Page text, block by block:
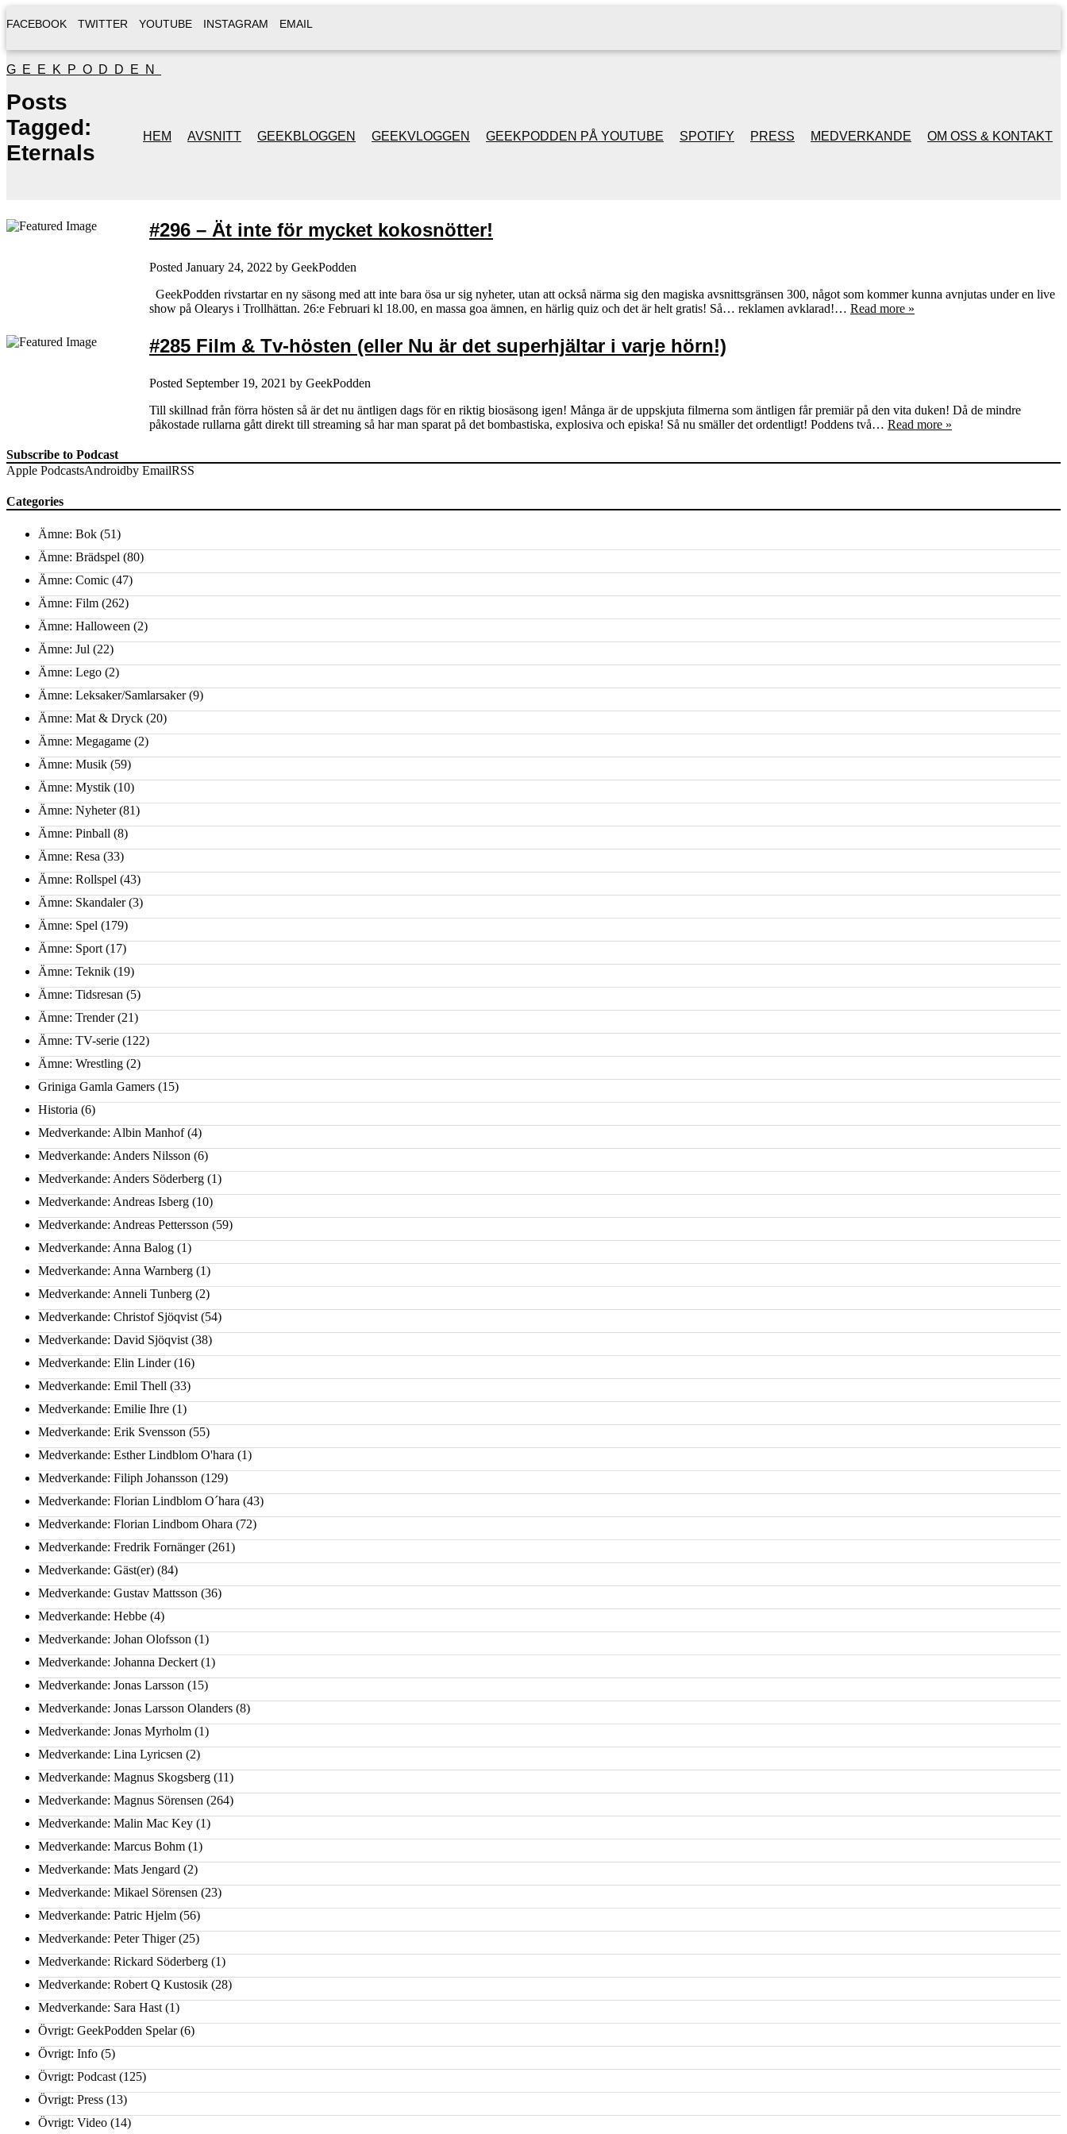
FACEBOOK TWITTER YOUTUBE INSTAGRAM EMAIL
GEEKPODDEN
HEM AVSNITT GEEKBLOGGEN GEEKVLOGGEN GEEKPODDEN PÅ YOUTUBE
GEEKPODDENS
JULSPECIALER 2013
SPOTIFY PRESS MEDVERKANDE OM OSS & KONTAKT
Posts
Tagged:
Eternals
#296 – Ät inte för mycket kokosnötter!
Posted January 24, 2022 by GeekPodden
GeekPodden rivstartar en ny säsong med att inte bara ösa ur sig nyheter, utan att också närma sig den magiska avsnittsgränsen 300, något som kommer kunna avnjutas under en live
show på Olearys i Trollhättan. 26:e Februari kl 18.00, en massa goa ämnen, en härlig quiz och det är helt gratis! Så… reklamen avklarad!… Read more »
#285 Film & Tv-hösten (eller Nu är det superhjältar i varje hörn!)
Posted September 19, 2021 by GeekPodden
Till skillnad från förra hösten så är det nu äntligen dags för en riktig biosäsong igen! Många är de uppskjuta filmerna som äntligen får premiär på den vita duken! Då de mindre
påkostade rullarna gått direkt till streaming så har man sparat på det bombastiska, explosiva och episka! Så nu smäller det ordentligt! Poddens två… Read more »
Subscribe to Podcast
Apple PodcastsAndroidby EmailRSS
Categories
Ämne: Bok (51)
Ämne: Brädspel (80)
Ämne: Comic (47)
Ämne: Film (262)
Ämne: Halloween (2)
Ämne: Jul (22)
Ämne: Lego (2)
Ämne: Leksaker/Samlarsaker(9)
Ämne: Mat & Dryck (20)
Ämne: Megagame (2)
Ämne: Musik (59)
Ämne: Mystik (10)
Ämne: Nyheter(81)
Ämne: Pinball (8)
Ämne: Resa (33)
Ämne: Rollspel (43)
Ämne: Skandaler(3)
Ämne: Spel (179)
Ämne: Sport (17)
Ämne: Teknik (19)
Ämne: Tidsresan (5)
Ämne: Trender(21)
Ämne: TV-serie (122)
Ämne: Wrestling (2)
Griniga Gamla Gamers (15)
Historia (6)
Medverkande: Albin Manhof(4)
Medverkande: Anders Nilsson (6)
Medverkande: Anders Söderberg (1)
Medverkande: Andreas Isberg (10)
Medverkande: Andreas Pettersson (59)
Medverkande: Anna Balog (1)
Medverkande: Anna Warnberg (1)
Medverkande: Anneli Tunberg (2)
Medverkande: Christof Sjöqvist (54)
Medverkande: David Sjöqvist (38)
Medverkande: Elin Linder(16)
Medverkande: Emil Thell (33)
Medverkande: Emilie Ihre (1)
Medverkande: Erik Svensson (55)
Medverkande: Esther Lindblom O'hara (1)
Medverkande: Filiph Johansson (129)
Medverkande: Florian Lindblom O´hara (43)
Medverkande: Florian Lindbom Ohara (72)
Medverkande: Fredrik Fornänger(261)
Medverkande: Gäst(er) (84)
Medverkande: Gustav Mattsson (36)
Medverkande: Hebbe (4)
Medverkande: Johan Olofsson (1)
Medverkande: Johanna Deckert (1)
Medverkande: Jonas Larsson (15)
Medverkande: Jonas Larsson Olanders (8)
Medverkande: Jonas Myrholm (1)
Medverkande: Lina Lyricsen (2)
Medverkande: Magnus Skogsberg (11)
Medverkande: Magnus Sörensen (264)
Medverkande: Malin Mac Key (1)
Medverkande: Marcus Bohm (1)
Medverkande: Mats Jengard (2)
Medverkande: Mikael Sörensen (23)
Medverkande: Patric Hjelm (56)
Medverkande: Peter Thiger(25)
Medverkande: Rickard Söderberg (1)
Medverkande: Robert Q Kustosik (28)
Medverkande: Sara Hast (1)
Övrigt: GeekPodden Spelar(6)
Övrigt: Info (5)
Övrigt: Podcast (125)
Övrigt: Press (13)
Övrigt: Video (14)